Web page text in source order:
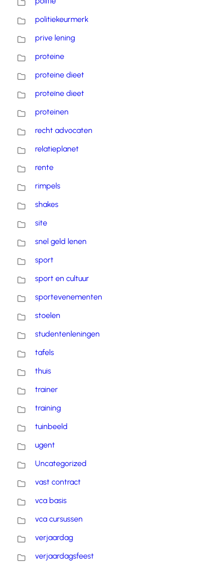
politiekeurmerk
prive lening
proteine
proteine dieet
proteïne dieet
proteinen
recht advocaten
relatieplanet
rente
rimpels
shakes
site
snel geld lenen
sport
sport en cultuur
sportevenementen
stoelen
studentenleningen
tafels
thuis
trainer
training
tuinbeeld
ugent
Uncategorized
vast contract
vca basis
vca cursussen
verjaardag
verjaardagsfeest